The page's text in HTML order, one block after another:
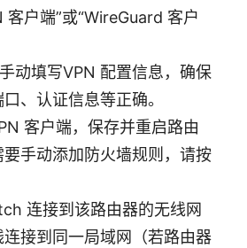
客户端”或“WireGuard 客户
动填写VPN 配置信息，确保
、认证信息等正确。
客户端，保存并重启路由
手动添加防火墙规则，请按
连接到该路由器的无线网
接到同一局域网（若路由器